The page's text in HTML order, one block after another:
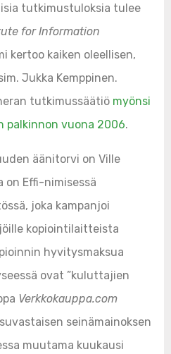
tutkimustuloksia tulee
for Information
kertoo kaiken oleellisen,
Jukka Kemppinen.
tutkimussäätiö myönsi
palkinnon vuona 2006.
äänitorvi on Ville
on Effi-nimisessä
joka kampanjoi
kopiointilaitteista
hyvitysmaksua
ovat ”kuluttajien
Verkkokauppa.com
seinämainoksen
muutama kuukausi